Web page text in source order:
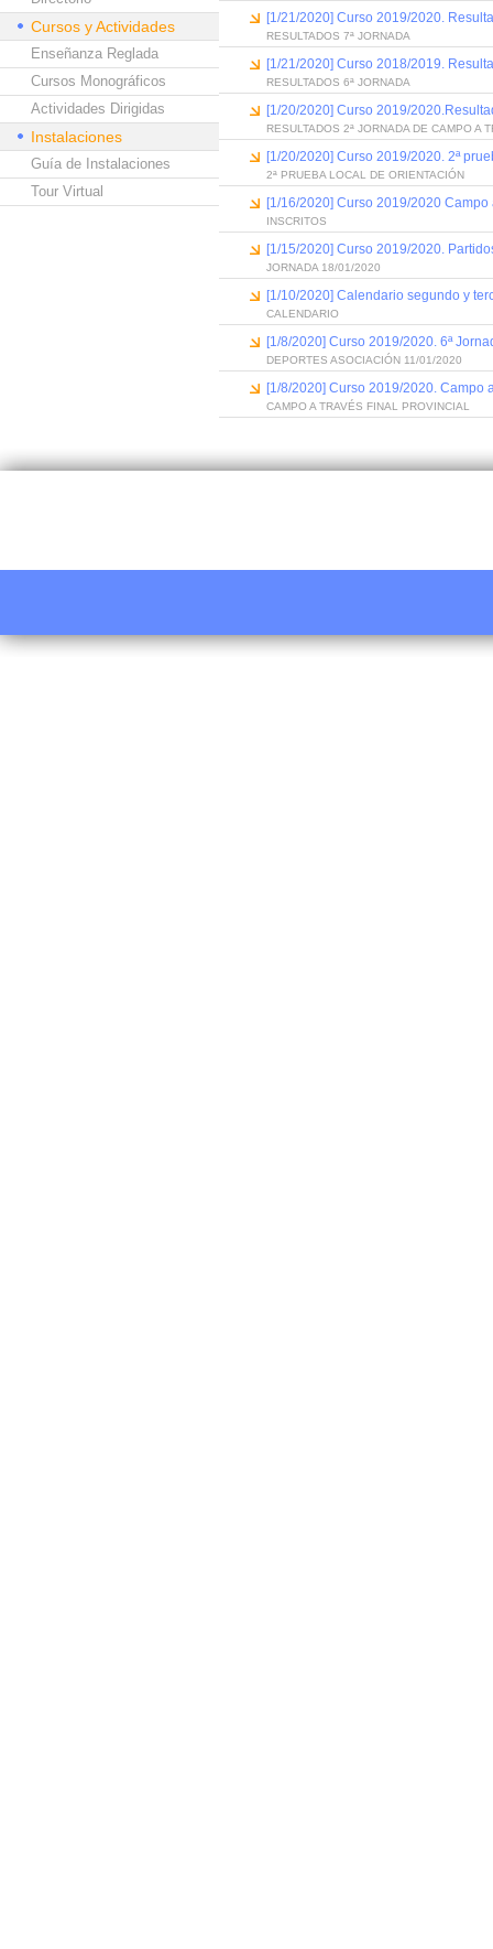
Cursos y Actividades
Enseñanza Reglada
Cursos Monográficos
Actividades Dirigidas
Instalaciones
Guía de Instalaciones
Tour Virtual
[1/21/2020] Curso 2019/2020.
RESULTADOS 7ª JORNADA
[1/21/2020] Curso 2018/2019.
RESULTADOS 6ª JORNADA
[1/20/2020] Curso 2019/
RESULTADOS 2ª JORNADA DE CAMPO A
[1/20/2020] Curso 2019/2020. 2ª
2ª PRUEBA LOCAL DE ORIENTACIÓN
[1/16/2020] Curso 2019/2020
INSCRITOS
[1/15/2020] Curso 2019/2020.
JORNADA 18/01/2020
[1/10/2020] Calendario segundo y
CALENDARIO
[1/8/2020] Curso 2019/2020. 6ª
DEPORTES ASOCIACIÓN 11/01/2020
[1/8/2020] Curso 2019/2020. Campo
CAMPO A TRAVÉS FINAL PROVINCIAL